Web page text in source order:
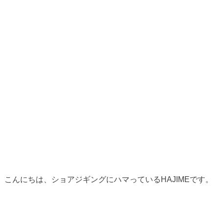
こんにちは、ショアジギングにハマっているHAJIMEです。